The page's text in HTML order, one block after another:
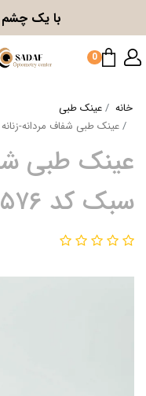
با یک
0
خانه
عینک طبی
عینک طبی شفاف مردانه-زنانه سبک کد
عینک طبی
سبک کد ۱۵۷۶ دسته فلزی